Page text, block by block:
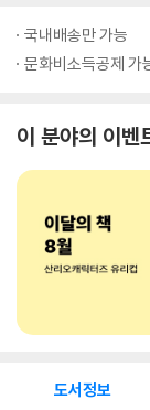
국내배송만 가능
문화비소득공제 가
이 분야의 이벤
도서정보